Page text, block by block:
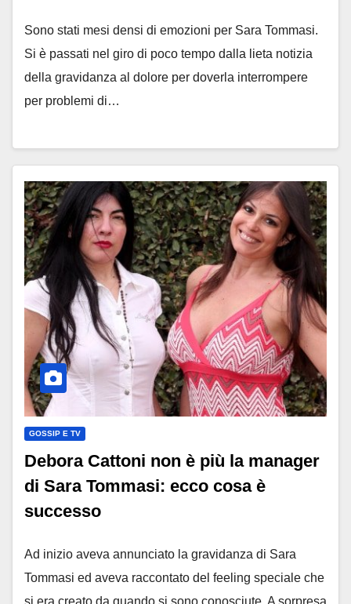
Sono stati mesi densi di emozioni per Sara Tommasi.
Si è passati nel giro di poco tempo dalla lieta notizia
della gravidanza al dolore per doverla interrompere
per problemi di…
GOSSIP E TV
Debora Cattoni non è più la manager
di Sara Tommasi: ecco cosa è
successo
Ad inizio aveva annunciato la gravidanza di Sara
Tommasi ed aveva raccontato del feeling speciale che
si era creato da quando si sono conosciute. A sorpresa